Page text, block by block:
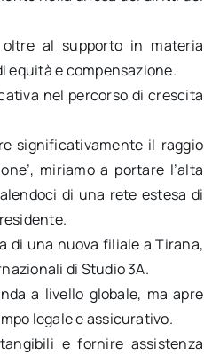
al supporto in materia
equità e compensazione.
nel percorso di crescita
significativamente il raggio
miriamo a portare l’alta
di una rete estesa di
di una nuova filiale a Tirana,
di Studio 3A.
a livello globale, ma apre
legale e assicurativo.
e fornire assistenza